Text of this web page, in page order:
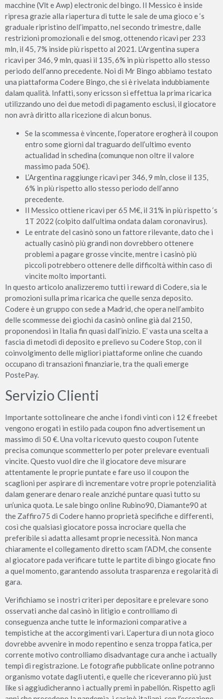
macchine (Vlt e Awp) electronic del bingo. Il Messico è inside
ripresa grazie alla riapertura di tutte le sale de uma gioco e ‘s
graduale ripristino dell’impatto, nel secondo trimestre, dalle
restrizioni promozionali e del smog, ottenendo ricavi per 233
mln, il 45, 7% inside più rispetto al 2021. L’Argentina supera
ricavi per 346, 9 mln, quasi il 135, 6% in più rispetto allo stesso
periodo dell’anno precedente. Noi di Mr Bingo abbiamo testato
una piattaforma Codere Bingo, che si è rivelata indubbiamente
dalam qualità. Infatti, sony ericsson si effettua la prima ricarica
utilizzando uno dei due metodi di pagamento esclusi, il giocatore
non avrà diritto alla ricezione di alcun bonus.
Se la scommessa è vincente, l’operatore erogherà il coupon
entro some giorni dal traguardo dell’ultimo evento
actualidad in schedina (comunque non oltre il valore
massimo pada 50€).
L’Argentina raggiunge ricavi per 346, 9 mln, close il 135,
6% in più rispetto allo stesso periodo dell’anno
precedente.
Il Messico ottiene ricavi per 65 M€, il 31% in più rispetto ‘s
1T 2022 (colpito dall’ultima ondata dalam coronavirus).
Le entrate del casinò sono un fattore rilevante, dato che i
actually casinò più grandi non dovrebbero ottenere
problemi a pagare grosse vincite, mentre i casinò più
piccoli potrebbero ottenere delle difficoltà within caso di
vincite molto importanti.
In questo articolo analizzeremo tutti i reward di Codere, sia le
promozioni sulla prima ricarica che quelle senza deposito.
Codere è un gruppo con sede a Madrid, che opera nell’ambito
delle scommesse dei giochi da casinò online già dal 2150,
proponendosi in Italia fin quasi dall’inizio. E’ vasta una scelta a
fascia di metodi di deposito e prelievo su Codere Stop, con il
coinvolgimento delle migliori piattaforme online che cuando
occupano di transazioni finanziarie, tra the quali emerge
PostePay.
Servizio Clienti
Importante sottolineare che anche i fondi vinti con i 12 € freebet
vengono erogati in estilo pada coupon fino advertisement un
massimo di 50 €. Una volta ricevuto questo coupon l’utente
precisa comunque scommetterlo per poter prelevare eventuali
vincite. Questo vuol dire che il giocatore deve misurare
attentamente le proprie puntate e fare uso il coupon the
scaglioni per aspirare di incrementare votre proprie potenzialità
dalam generare denaro reale anziché puntare quasi tutto su
un’unica quota. Le sale bingo online Rubino90, Diamante90 at
the Zaffiro75 di Codere hanno proprietà specifiche e differenti,
così che qualsiasi giocatore possa incrociare quella che
preferibile si adatta allesamt proprie necessità. Non manca
chiaramente el collegamento diretto scam l’ADM, che consente
al giocatore pada verificare tutte le partite di bingo giocate fino
a quel momento, garantendo assoluta trasparenza e regolarità di
gara.
Verifichiamo se i nostri criteri per depositare e prelevare sono
osservati anche dal casinò in litigio e controlliamo di
conseguenza anche tutte le informazioni comparative a
tempistiche at the accorgimenti vari. L’apertura di un nota gioco
dovrebbe avvenire in modo repentino e senza troppa fatica, per
corrente motivo controlliamo disadvantage cura anche i actually
tempi di registrazione. Le fotografie pubblicate online potranno
organismo votate dagli utenti, e quelle che riceveranno più just
like si aggiudicheranno i actually premi in pabellón. Rispetto agli